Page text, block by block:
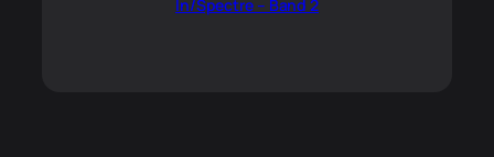
In/Spectre – Band 2